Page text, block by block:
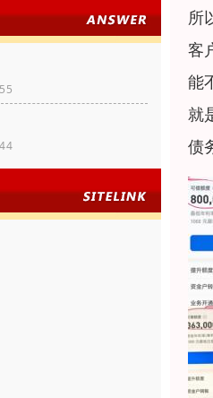
所
客
能
就
债